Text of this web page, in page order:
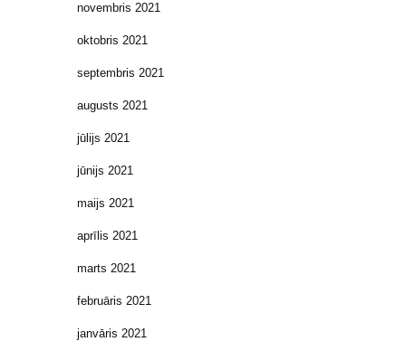
novembris 2021
oktobris 2021
septembris 2021
augusts 2021
jūlijs 2021
jūnijs 2021
maijs 2021
aprīlis 2021
marts 2021
februāris 2021
janvāris 2021